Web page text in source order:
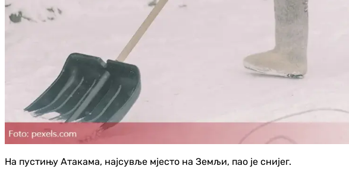
На пустињу Атакама, најсувље мјесто на Земљи, пао је снијег.